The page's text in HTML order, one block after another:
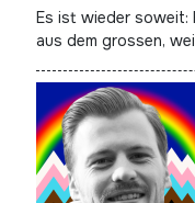
Es ist wieder soweit: Herr moep0r praesentiert die Dinge
aus dem grossen,